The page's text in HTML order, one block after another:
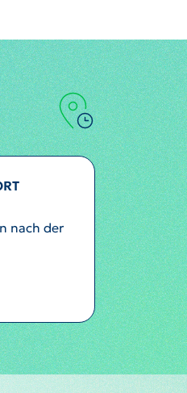
nach der